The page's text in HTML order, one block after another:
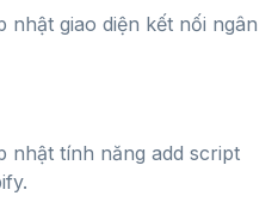
nhật giao diện kết nối ngân
nhật tính năng add script